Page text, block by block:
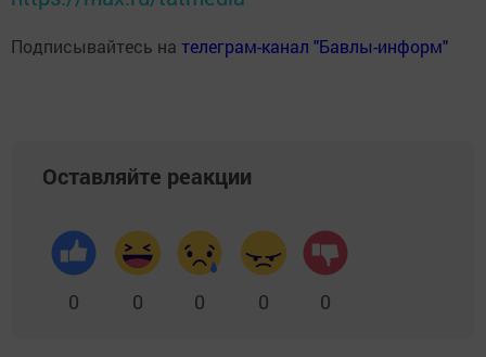
Подписывайтесь на телеграм-канал "Бавлы-информ"
Оставляйте реакции
0 0 0 0 0